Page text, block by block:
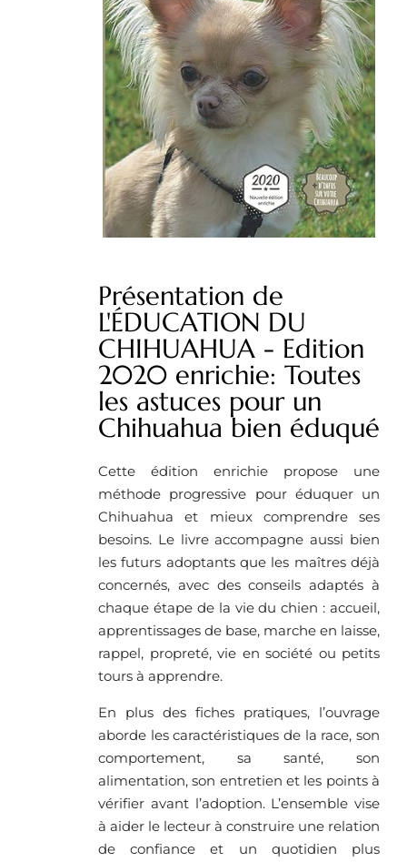
Présentation de
L'ÉDUCATION DU
CHIHUAHUA - Edition
2020 enrichie: Toutes
les astuces pour un
Chihuahua bien éduqué
Cette édition enrichie propose une
méthode progressive pour éduquer un
Chihuahua et mieux comprendre ses
besoins. Le livre accompagne aussi bien
les futurs adoptants que les maîtres déjà
concernés, avec des conseils adaptés à
chaque étape de la vie du chien : accueil,
apprentissages de base, marche en laisse,
rappel, propreté, vie en société ou petits
tours à apprendre.
En plus des fiches pratiques, l’ouvrage
aborde les caractéristiques de la race, son
comportement, sa santé, son
alimentation, son entretien et les points à
vérifier avant l’adoption. L’ensemble vise
à aider le lecteur à construire une relation
de confiance et un quotidien plus